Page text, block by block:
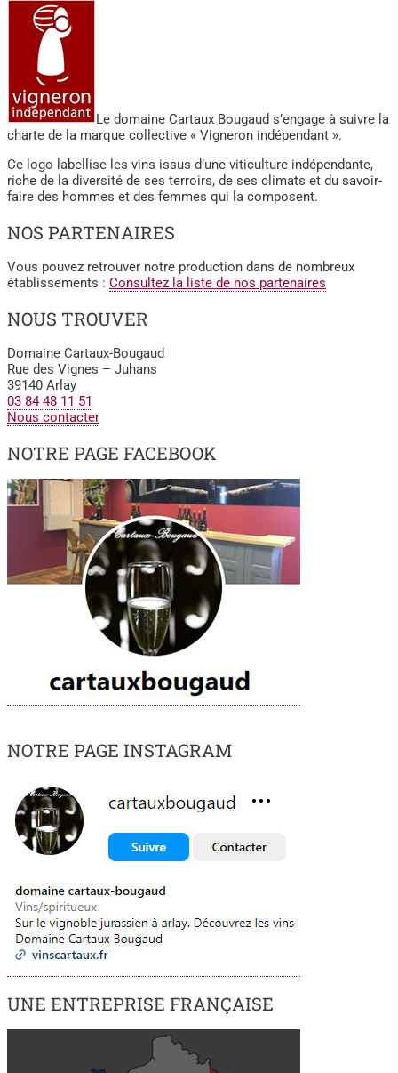
Le domaine Cartaux Bougaud s’engage à suivre la
charte de la marque collective « Vigneron indépendant ».
Ce logo labellise les vins issus d’une viticulture indépendante,
riche de la diversité de ses terroirs, de ses climats et du savoir-
faire des hommes et des femmes qui la composent.
NOS PARTENAIRES
Vous pouvez retrouver notre production dans de nombreux
établissements : Consultez la liste de nos partenaires
NOUS TROUVER
Domaine Cartaux-Bougaud
Rue des Vignes – Juhans
39140 Arlay
03 84 48 11 51
Nous contacter
NOTRE PAGE FACEBOOK
NOTRE PAGE INSTAGRAM
UNE ENTREPRISE FRANÇAISE